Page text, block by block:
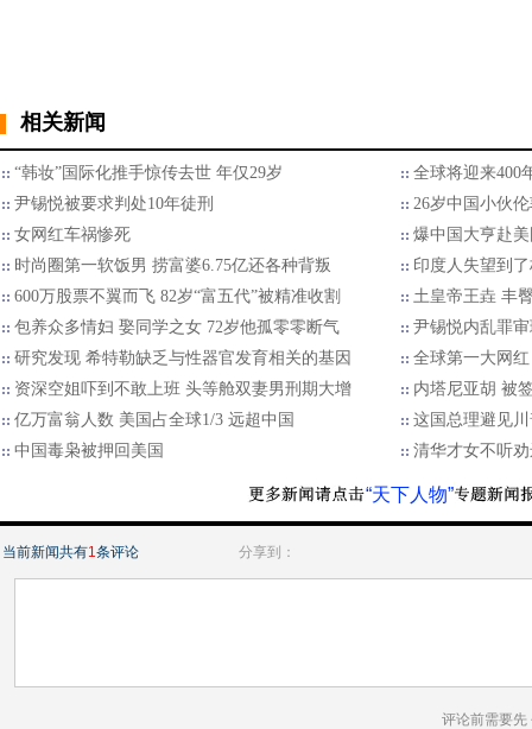
相关新闻
“韩妆”国际化推手惊传去世 年仅29岁
全球将迎来400
尹锡悦被要求判处10年徒刑
26岁中国小伙
女网红车祸惨死
爆中国大亨赴
时尚圈第一软饭男 捞富婆6.75亿还各种背叛
印度人失望到
600万股票不翼而飞 82岁“富五代”被精准收割
土皇帝王垚 丰
包养众多情妇 娶同学之女 72岁他孤零零断气
尹锡悦内乱罪
研究发现 希特勒缺乏与性器官发育相关的基因
全球第一大网
资深空姐吓到不敢上班 头等舱双妻男刑期大增
内塔尼亚胡 被
亿万富翁人数 美国占全球1/3 远超中国
这国总理避见
中国毒枭被押回美国
清华才女不听
“天下人物”
当前新闻共有1条评论 分享到：
评论前需要先